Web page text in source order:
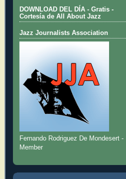
DOWNLOAD DEL DÍA - Gratis -
Cortesía de All About Jazz
Jazz Journalists Association
Fernando Rodriguez De Mondesert -
Member